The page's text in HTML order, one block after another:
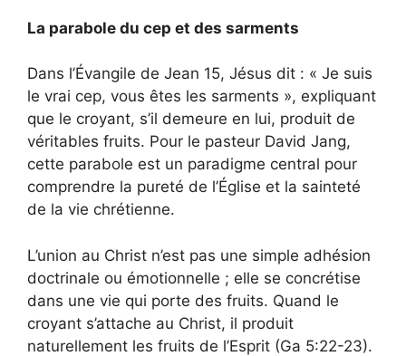
La parabole du cep et des sarments
Dans l’Évangile de Jean 15, Jésus dit : « Je suis
le vrai cep, vous êtes les sarments », expliquant
que le croyant, s’il demeure en lui, produit de
véritables fruits. Pour le pasteur David Jang,
cette parabole est un paradigme central pour
comprendre la pureté de l’Église et la sainteté
de la vie chrétienne.
L’union au Christ n’est pas une simple adhésion
doctrinale ou émotionnelle ; elle se concrétise
dans une vie qui porte des fruits. Quand le
croyant s’attache au Christ, il produit
naturellement les fruits de l’Esprit (Ga 5:22-23).